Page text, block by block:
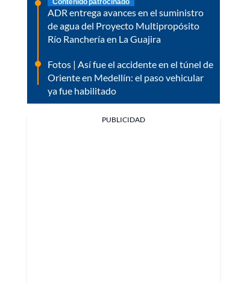
ADR entrega avances en el suministro
de agua del Proyecto Multipropósito
Río Ranchería en La Guajira
Fotos | Así fue el accidente en el túnel de
Oriente en Medellín: el paso vehicular
ya fue habilitado
PUBLICIDAD